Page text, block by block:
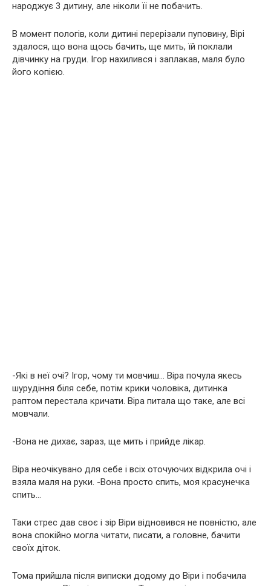
народжує 3 дитину, але ніколи її не побачить.
В момент пологів, коли дитині перерізали пуповину, Вірі
здалося, що вона щось бачить, ще мить, їй поклали
дівчинку на груди. Ігор нахилився і заплакав, маля було
його копією.
-Які в неї очі? Ігор, чому ти мовчиш… Віра почула якесь
шурудіння біля себе, потім крики чоловіка, дитинка
раптом перестала кричати. Віра питала що таке, але всі
мовчали.
-Вона не дихає, зараз, ще мить і прийде лікар.
Віра неочікувано для себе і всіх оточуючих відкрила очі і
взяла маля на руки. -Вона просто спить, моя красунечка
спить…
Таки стрес дав своє і зір Віри відновився не повністю, але
вона спокійно могла читати, писати, а головне, бачити
своїх діток.
Тома прийшла після виписки додому до Віри і побачила